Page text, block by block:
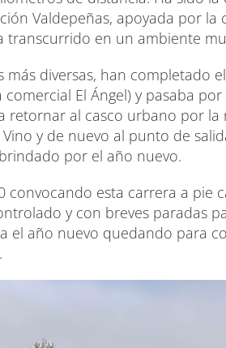
Valdepeñas, apoyada por la
en un ambiente
más diversas, han completado
El Ángel) y pasaba
retornar al casco urbano por
y de nuevo al punto de
por el año nuevo.
convocando esta carrera a pie
y con breves paradas
el año nuevo quedando para